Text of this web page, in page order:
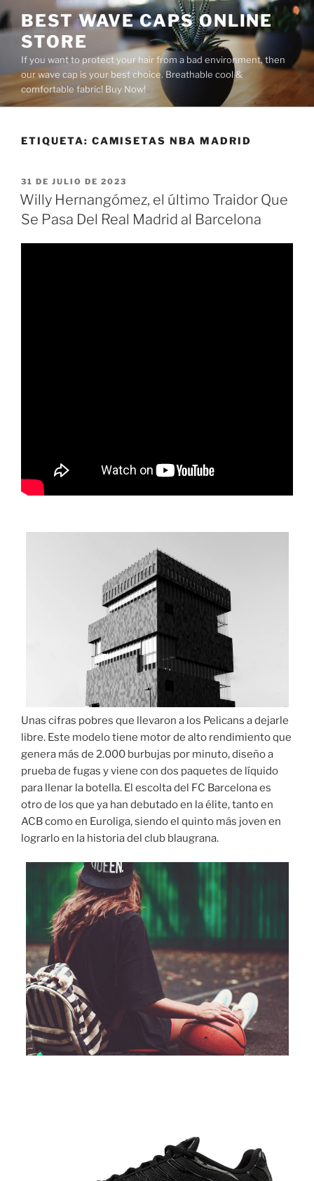
Saltar
al
contenido
BEST WAVE CAPS ONLINE
STORE
If you want to protect your hair from a bad environment, then
our wave cap is your best choice. Breathable cool &
comfortable fabric! Buy Now!
ETIQUETA: CAMISETAS NBA MADRID
PUBLICADO
EL
31 DE JULIO DE 2023
Willy Hernangómez, el último Traidor Que
Se Pasa Del Real Madrid al Barcelona
Unas cifras pobres que llevaron a los Pelicans a dejarle
libre. Este modelo tiene motor de alto rendimiento que
genera más de 2.000 burbujas por minuto, diseño a
prueba de fugas y viene con dos paquetes de líquido
para llenar la botella. El escolta del FC Barcelona es
otro de los que ya han debutado en la élite, tanto en
ACB como en Euroliga, siendo el quinto más joven en
lograrlo en la historia del club blaugrana.